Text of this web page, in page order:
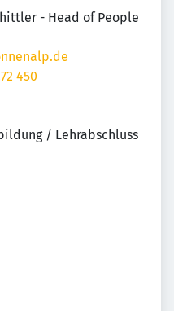
- Head of People
450
/ Lehrabschluss